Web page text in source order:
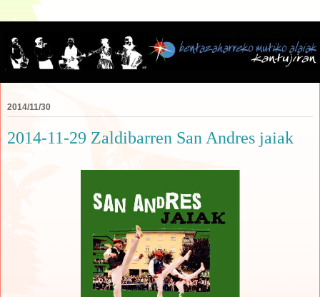
2014/11/30
2014-11-29 Zaldibarren San Andres jaiak